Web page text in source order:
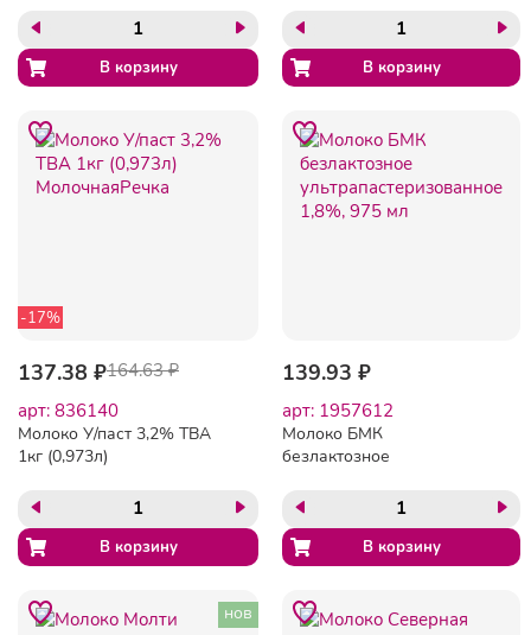
-17%
137.38 ₽164.63 ₽
арт: 836140
Молоко У/паст 3,2% TBA
1кг (0,973л)
139.93 ₽
арт: 1957612
Молоко БМК
безлактозное
1,8%, 975 мл
нов